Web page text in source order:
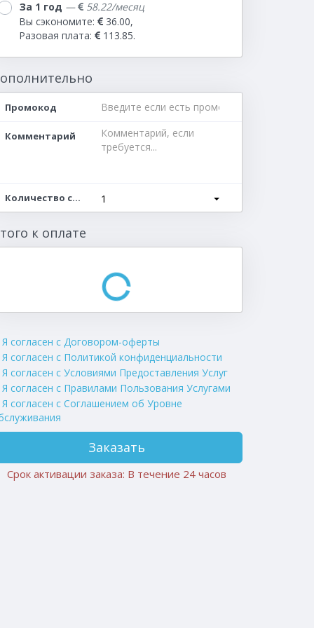
За 1 год —
58.22/месяц
Вы сэкономите:
36.00,
Разовая плата:
113.85.
Промокод
Комментарий
Количество серверов 1
к оплате
Я согласен с Договором-оферты
Я согласен с Политикой конфиденциальности
Я согласен с Условиями Предоставления Услуг
Я согласен с Правилами Пользования Услугами
Я согласен c Соглашением об Уровне
Заказать
Срок активации заказа: В течение 24 часов